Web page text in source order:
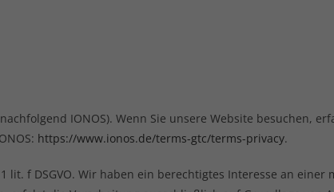
IONOS). Wenn Sie unsere Website besuchen,
https://www.ionos.de/terms-gtc/terms-privacy.
lit. f DSGVO. Wir haben ein berechtigtes Interesse an